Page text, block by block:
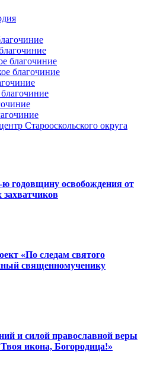
благочиние
благочиние
Старооскольского округа
ю годовщину освобождения от
«По следам святого
священномученику
и силой православной веры
икона, Богородица!»